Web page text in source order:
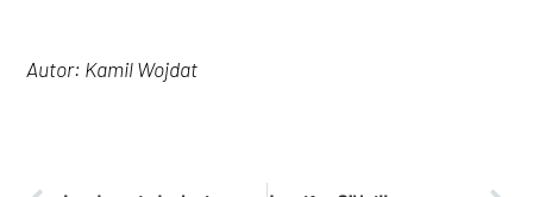
Autor: Kamil Wojdat